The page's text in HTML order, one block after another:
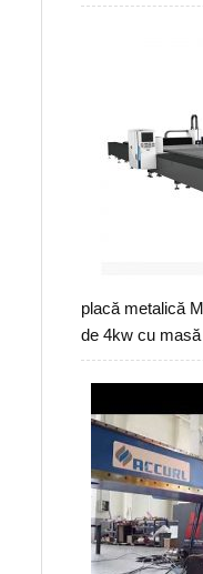
placă metalică
de 4kw cu